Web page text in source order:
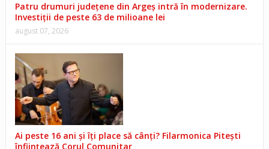
Patru drumuri județene din Argeș intră în modernizare.
Investiții de peste 63 de milioane lei
august 07, 2026
Ai peste 16 ani și îți place să cânți? Filarmonica Pitești
înființează Corul Comunitar